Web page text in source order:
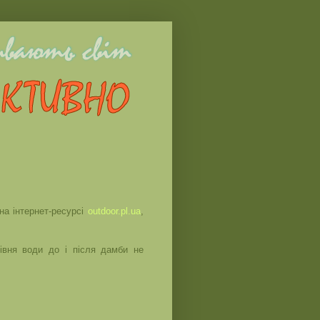
інтернет-ресурсі outdoor.pl.ua,
води до і після дамби не